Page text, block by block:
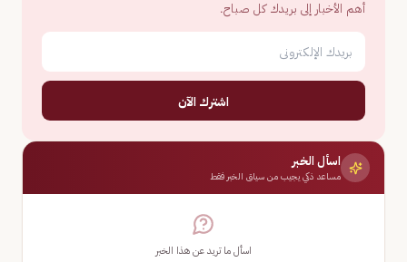
أهم الأخبار إلى بريدك كل صباح.
اشترك الآن
اسأل الخبر
مساعد ذكي يجيب من سياق الخبر فقط
اسأل ما تريد عن هذا الخبر